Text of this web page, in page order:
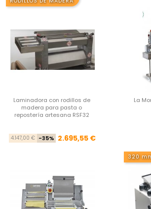
Laminadora con rodillos de
madera para pasta o
repostería artesana RSF32
Precio base
4.147,00 € -35% Precio
2.695,55 €
La
320